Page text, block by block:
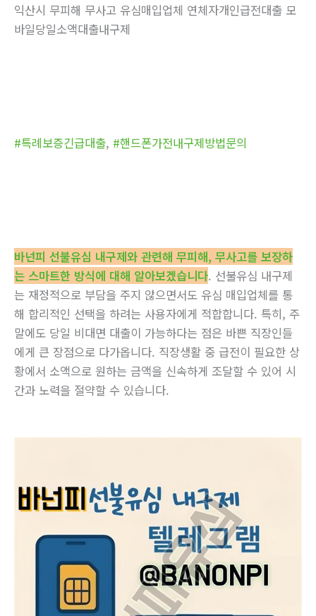
익산시 무피해 무사고 유심매입업체 연체자개인급전대출 모
바일당일소액대출내구제
#특례보증긴급대출, #핸드폰가전내구제방법문의
바넌피 선불유심 내구제와 관련해 무피해, 무사고를 보장하
는 스마트한 방식에 대해 알아보겠습니다. 선불유심 내구제
는 재정적으로 부담을 주지 않으면서도 유심 매입업체를 통
해 합리적인 선택을 하려는 사용자에게 적합합니다. 특히, 주
말에도 당일 비대면 대출이 가능하다는 점은 바쁜 직장인들
에게 큰 장점으로 다가옵니다. 직장생활 중 급전이 필요한 상
황에서 소액으로 원하는 금액을 신속하게 조달할 수 있어 시
간과 노력을 절약할 수 있습니다.